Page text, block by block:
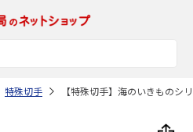
特殊切手 【特殊切手】海のいきものシ